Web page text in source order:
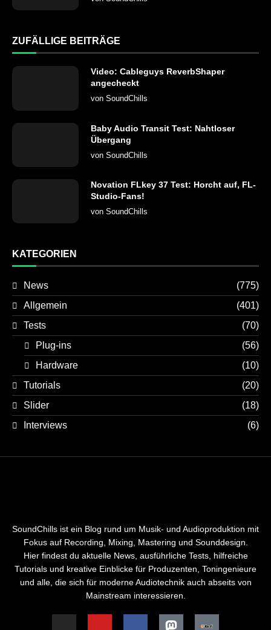
ZUFÄLLIGE BEITRÄGE
Video: Cableguys ReverbShaper
angecheckt
von SoundChills
Baby Audio Transit Test: Nahtloser
Übergang
von SoundChills
Novation FLkey 37 Test: Horcht auf, FL-
Studio-Fans!
von SoundChills
KATEGORIEN
News
(775)
Allgemein
(401)
Tests
(70)
Plug-ins
(56)
Hardware
(10)
Tutorials
(20)
Slider
(18)
Interviews
(6)
SoundChills ist ein Blog rund um Musik- und Audioproduktion mit
Fokus auf Recording, Mixing, Mastering und Sounddesign.
Hier findest du aktuelle News, ausführliche Tests, hilfreiche
Tutorials und kreative Einblicke für Produzenten, Toningenieure
und alle, die sich für moderne Audiotechnik auch abseits von
Mainstream interessieren.